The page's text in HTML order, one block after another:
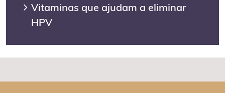
Vitaminas que ajudam a eliminar
HPV